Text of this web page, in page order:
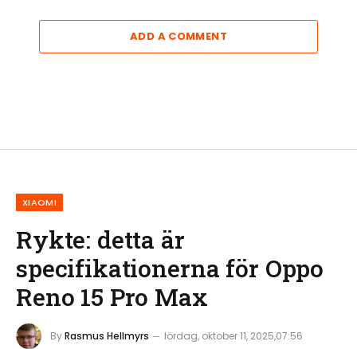
ADD A COMMENT
XIAOMI
Rykte: detta är
specifikationerna för Oppo
Reno 15 Pro Max
ByRasmus Hellmyrs
lördag, oktober 11, 2025,07:56